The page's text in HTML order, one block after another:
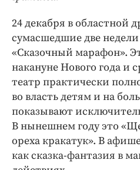
Интересное чтиво
Клиника года
Бренд года
Работодатель года
24 декабря в областной
сумасшедшие две
«Сказочный марафон».
накануне Нового года и
театр практически
во власть детям и на
показывают
В нынешнем году это
ореха кракатук». В
как сказка-фантазия в